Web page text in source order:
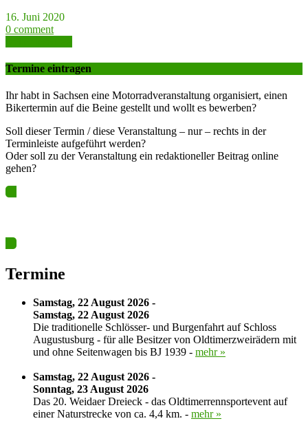
16. Juni 2020
0 comment
Termine eintragen
Ihr habt in Sachsen eine Motorradveranstaltung organisiert, einen
Bikertermin auf die Beine gestellt und wollt es bewerben?
Soll dieser Termin / diese Veranstaltung – nur – rechts in der
Terminleiste aufgeführt werden?
Oder soll zu der Veranstaltung ein redaktioneller Beitrag online
gehen?
Termine
Samstag, 22 August 2026 -
Samstag, 22 August 2026
Die traditionelle Schlösser- und Burgenfahrt auf Schloss
Augustusburg - für alle Besitzer von Oldtimerzweirädern mit
und ohne Seitenwagen bis BJ 1939 - mehr »
Samstag, 22 August 2026 -
Sonntag, 23 August 2026
Das 20. Weidaer Dreieck - das Oldtimerrennsportevent auf
einer Naturstrecke von ca. 4,4 km. - mehr »